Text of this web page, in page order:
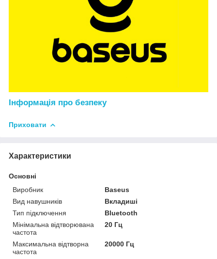
Інформація про безпеку
Приховати
Характеристики
Основні
Виробник
Baseus
Вид навушників
Вкладиші
Тип підключення
Bluetooth
Мінімальна відтворювана
частота
20 Гц
Максимальна відтворна
частота
20000 Гц